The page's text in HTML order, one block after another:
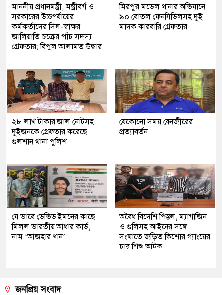
মাননীয় প্রধানমন্ত্রী, মন্ত্রীবর্গ ও
সরকারের উচ্চপর্যায়ের
কর্মকর্তাদের সিল-স্বাক্ষর
জালিয়াতি চক্রের পাঁচ সদস্য
গ্রেফতার; বিপুল আলামত উদ্ধার
মিরপুর মডেল থানার অভিযানে
৯০ বোতল ফেনসিডিলসহ দুই
মাদক কারবারি গ্রেফতার
২৮ লাখ টাকার জাল নোটসহ
দুইজনকে গ্রেফতার করেছে
গুলশান থানা পুলিশ
যেকোনো সময় বেনজীরের
প্রত্যাবর্তন
যে ভাবে ডেভিড ইমনের কাছে
মিলল ভারতীয় আধার কার্ড,
নাম ‘আজহার খান’
অবৈধ বিদেশি পিস্তল, ম্যাগাজিন
ও গুলিসহ আইনের সঙ্গে
সংঘাতে জড়িত কিশোর গ্যাংয়ের
চার শিশু আটক
জনপ্রিয় সংবাদ